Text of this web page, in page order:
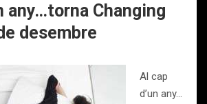
any…torna Changing
desembre
Al cap
d’un any…